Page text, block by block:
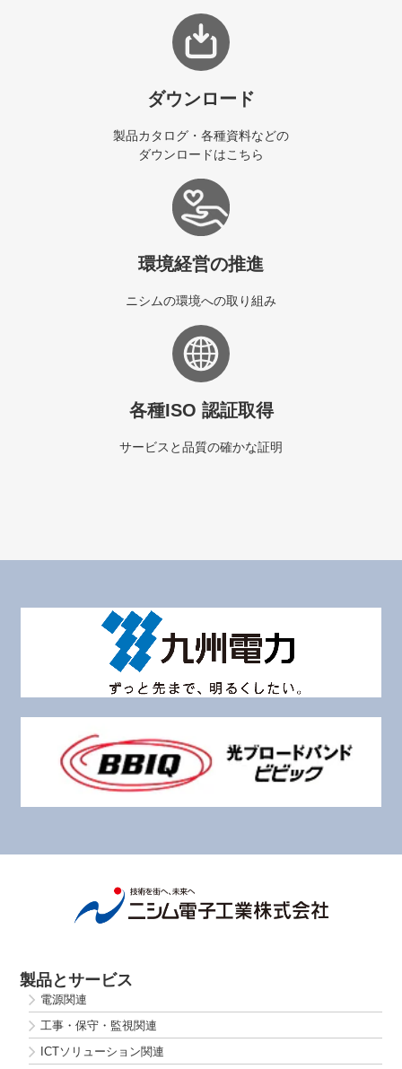
ダウンロード
製品カタログ・各種資料などの
ダウンロードはこちら
環境経営の推進
ニシムの環境への取り組み
各種ISO 認証取得
サービスと品質の確かな証明
製品とサービス
電源関連
工事・保守・監視関連
ICTソリューション関連